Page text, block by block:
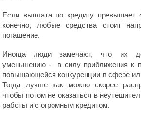
Если выплата по кредиту превышает
конечно, любые средства стоит
погашение.
Иногда люди замечают, что их
уменьшению - в силу приближения к
повышающейся конкуренции в сфере
Тогда лучше как можно скорее
чтобы потом не оказаться в
работы и с огромным кредитом.